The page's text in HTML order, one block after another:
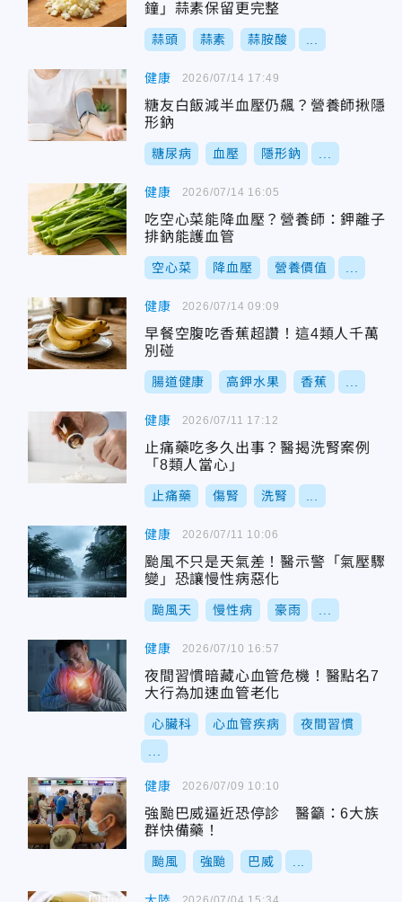
鐘」蒜素保留更完整
蒜頭 蒜素 蒜胺酸
健康
糖友白飯減半血壓仍飆？營養師揪隱
形鈉
糖尿病 血壓 隱形鈉
2026/07/14 17:49
健康
吃空心菜能降血壓？營養師：鉀離子
排鈉能護血管
空心菜 降血壓 營養價值
2026/07/14 16:05
健康
早餐空腹吃香蕉超讚！這4類人千萬
別碰
腸道健康 高鉀水果 香蕉
2026/07/14 09:09
健康
止痛藥吃多久出事？醫揭洗腎案例
「8類人當心」
止痛藥 傷腎 洗腎
2026/07/11 17:12
健康
颱風不只是天氣差！醫示警「氣壓驟
變」恐讓慢性病惡化
颱風天 慢性病 豪雨
2026/07/11 10:06
健康
夜間習慣暗藏心血管危機！醫點名7
大行為加速血管老化
心臟科 心血管疾病 夜間習慣
2026/07/10 16:57
健康
強颱巴威逼近恐停診 醫籲：6大族
群快備藥！
颱風 強颱 巴威
2026/07/09 10:10